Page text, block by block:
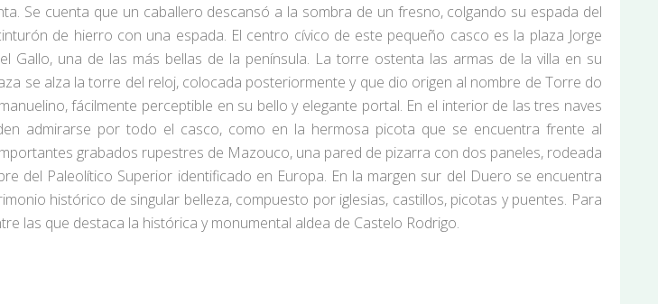
Se cuenta que un caballero descansó a la sombra de un fresno, colgando su espada del
de hierro con una espada. El centro cívico de este pequeño casco es la plaza Jorge
Gallo, una de las más bellas de la península. La torre ostenta las armas de la villa en su
se alza la torre del reloj, colocada posteriormente y que dio origen al nombre de Torre do
fácilmente perceptible en su bello y elegante portal. En el interior de las tres naves
admirarse por todo el casco, como en la hermosa picota que se encuentra frente al
grabados rupestres de Mazouco, una pared de pizarra con dos paneles, rodeada
del Paleolítico Superior identificado en Europa. En la margen sur del Duero se encuentra
histórico de singular belleza, compuesto por iglesias, castillos, picotas y puentes. Para
las que destaca la histórica y monumental aldea de Castelo Rodrigo.